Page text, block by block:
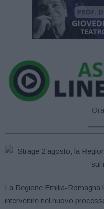
La Regione Emilia-
intervenire nel nuovo